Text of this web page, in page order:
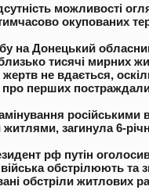
можливості
окупованих
на Донецький
тисячі мирних
не вдається,
перших
загинула 6-
рф путін оголосив
обстрілюють та
обстріли житлових